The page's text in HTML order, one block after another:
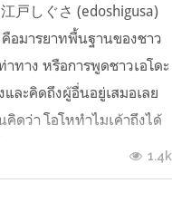
戸しぐさ (edoshigusa)
อมารยาทพื้นฐานของชาว
าทาง หรือการพูดชาวเอโดะ
และคิดถึงผู้อื่นอยู่เสมอเลย
ดว่า โอโหทำไมเค้าถึงได้
อยากรู้มั้ยคะว่าชาวเอโดะ
ลองอ่านกันได้เ...
1.4k